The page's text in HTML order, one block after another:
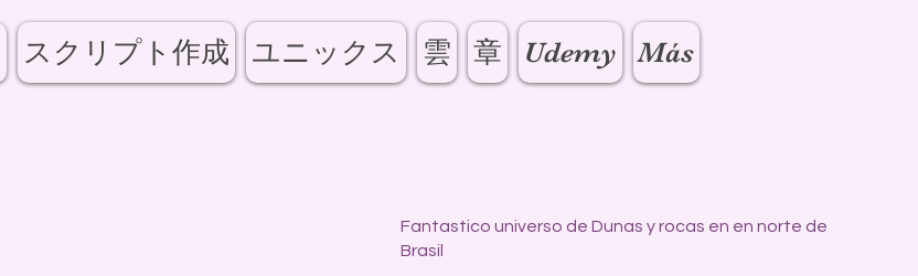
スクリプト作成 ユニックス 雲 章 Udemy Más
Fantastico universo de Dunas y rocas en en norte de
Brasil